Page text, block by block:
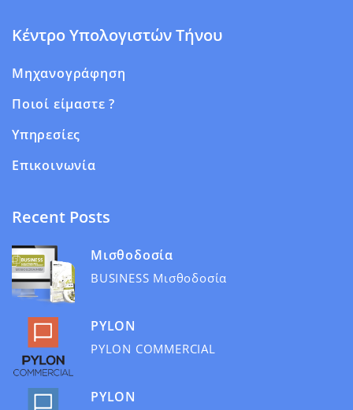
Κέντρο Υπολογιστών Τήνου
Μηχανογράφηση
Ποιοί είμαστε ?
Υπηρεσίες
Επικοινωνία
Recent Posts
Μισθοδοσία
BUSINESS Μισθοδοσία
PYLON
PYLON COMMERCIAL
PYLON